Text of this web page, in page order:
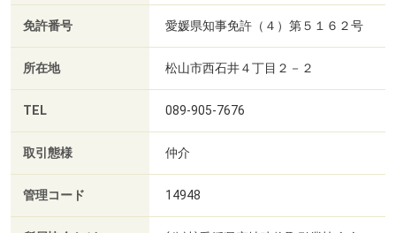
免許番号 愛媛県知事免許（４）第５１６２号
所在地 松山市西石井４丁目２－２
TEL 089-905-7676
取引態様 仲介
管理コード 14948